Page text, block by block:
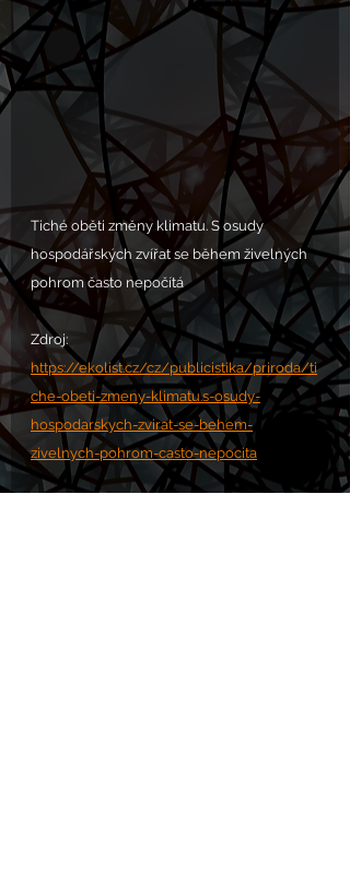
Tiché oběti změny klimatu. S osudy
hospodářských zvířat se během živelných
pohrom často nepočítá
Zdroj:
https://ekolist.cz/cz/publicistika/priroda/ti
che-obeti-zmeny-klimatu.s-osudy-
hospodarskych-zvirat-se-behem-
zivelnych-pohrom-casto-nepocita